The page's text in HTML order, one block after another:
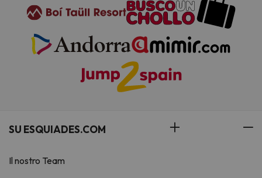
SU ESQUIADES.COM
Il nostro Team